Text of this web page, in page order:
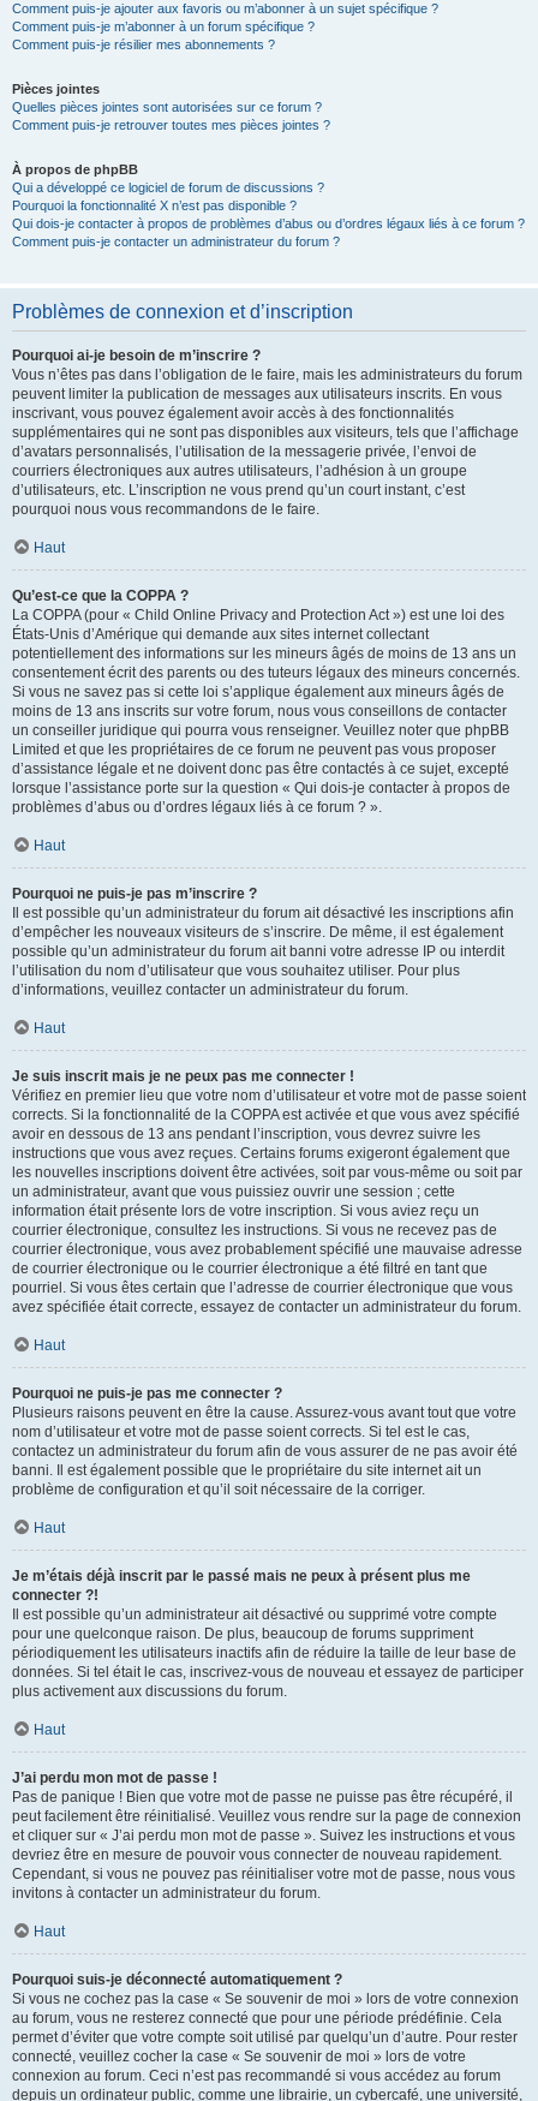
Comment puis-je ajouter aux favoris ou m’abonner à un sujet spécifique ?
Comment puis-je m’abonner à un forum spécifique ?
Comment puis-je résilier mes abonnements ?
Pièces jointes
Quelles pièces jointes sont autorisées sur ce forum ?
Comment puis-je retrouver toutes mes pièces jointes ?
À propos de phpBB
Qui a développé ce logiciel de forum de discussions ?
Pourquoi la fonctionnalité X n’est pas disponible ?
Qui dois-je contacter à propos de problèmes d’abus ou d’ordres légaux liés à ce forum ?
Comment puis-je contacter un administrateur du forum ?
Problèmes de connexion et d’inscription
Pourquoi ai-je besoin de m’inscrire ?
Vous n’êtes pas dans l’obligation de le faire, mais les administrateurs du forum
peuvent limiter la publication de messages aux utilisateurs inscrits. En vous
inscrivant, vous pouvez également avoir accès à des fonctionnalités
supplémentaires qui ne sont pas disponibles aux visiteurs, tels que l’affichage
d’avatars personnalisés, l’utilisation de la messagerie privée, l’envoi de
courriers électroniques aux autres utilisateurs, l’adhésion à un groupe
d’utilisateurs, etc. L’inscription ne vous prend qu’un court instant, c’est
pourquoi nous vous recommandons de le faire.
Haut
Qu’est-ce que la COPPA ?
La COPPA (pour « Child Online Privacy and Protection Act ») est une loi des
États-Unis d’Amérique qui demande aux sites internet collectant
potentiellement des informations sur les mineurs âgés de moins de 13 ans un
consentement écrit des parents ou des tuteurs légaux des mineurs concernés.
Si vous ne savez pas si cette loi s’applique également aux mineurs âgés de
moins de 13 ans inscrits sur votre forum, nous vous conseillons de contacter
un conseiller juridique qui pourra vous renseigner. Veuillez noter que phpBB
Limited et que les propriétaires de ce forum ne peuvent pas vous proposer
d’assistance légale et ne doivent donc pas être contactés à ce sujet, excepté
lorsque l’assistance porte sur la question « Qui dois-je contacter à propos de
problèmes d’abus ou d’ordres légaux liés à ce forum ? ».
Haut
Pourquoi ne puis-je pas m’inscrire ?
Il est possible qu’un administrateur du forum ait désactivé les inscriptions afin
d’empêcher les nouveaux visiteurs de s’inscrire. De même, il est également
possible qu’un administrateur du forum ait banni votre adresse IP ou interdit
l’utilisation du nom d’utilisateur que vous souhaitez utiliser. Pour plus
d’informations, veuillez contacter un administrateur du forum.
Haut
Je suis inscrit mais je ne peux pas me connecter !
Vérifiez en premier lieu que votre nom d’utilisateur et votre mot de passe soient
corrects. Si la fonctionnalité de la COPPA est activée et que vous avez spécifié
avoir en dessous de 13 ans pendant l’inscription, vous devrez suivre les
instructions que vous avez reçues. Certains forums exigeront également que
les nouvelles inscriptions doivent être activées, soit par vous-même ou soit par
un administrateur, avant que vous puissiez ouvrir une session ; cette
information était présente lors de votre inscription. Si vous aviez reçu un
courrier électronique, consultez les instructions. Si vous ne recevez pas de
courrier électronique, vous avez probablement spécifié une mauvaise adresse
de courrier électronique ou le courrier électronique a été filtré en tant que
pourriel. Si vous êtes certain que l’adresse de courrier électronique que vous
avez spécifiée était correcte, essayez de contacter un administrateur du forum.
Haut
Pourquoi ne puis-je pas me connecter ?
Plusieurs raisons peuvent en être la cause. Assurez-vous avant tout que votre
nom d’utilisateur et votre mot de passe soient corrects. Si tel est le cas,
contactez un administrateur du forum afin de vous assurer de ne pas avoir été
banni. Il est également possible que le propriétaire du site internet ait un
problème de configuration et qu’il soit nécessaire de la corriger.
Haut
Je m’étais déjà inscrit par le passé mais ne peux à présent plus me
connecter ?!
Il est possible qu’un administrateur ait désactivé ou supprimé votre compte
pour une quelconque raison. De plus, beaucoup de forums suppriment
périodiquement les utilisateurs inactifs afin de réduire la taille de leur base de
données. Si tel était le cas, inscrivez-vous de nouveau et essayez de participer
plus activement aux discussions du forum.
Haut
J’ai perdu mon mot de passe !
Pas de panique ! Bien que votre mot de passe ne puisse pas être récupéré, il
peut facilement être réinitialisé. Veuillez vous rendre sur la page de connexion
et cliquer sur « J’ai perdu mon mot de passe ». Suivez les instructions et vous
devriez être en mesure de pouvoir vous connecter de nouveau rapidement.
Cependant, si vous ne pouvez pas réinitialiser votre mot de passe, nous vous
invitons à contacter un administrateur du forum.
Haut
Pourquoi suis-je déconnecté automatiquement ?
Si vous ne cochez pas la case « Se souvenir de moi » lors de votre connexion
au forum, vous ne resterez connecté que pour une période prédéfinie. Cela
permet d’éviter que votre compte soit utilisé par quelqu’un d’autre. Pour rester
connecté, veuillez cocher la case « Se souvenir de moi » lors de votre
connexion au forum. Ceci n’est pas recommandé si vous accédez au forum
depuis un ordinateur public, comme une librairie, un cybercafé, une université,